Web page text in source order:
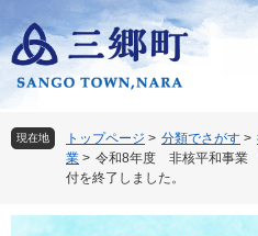
ー
ジ
頭
で
ニ
ュ
飛
ば
本
現在地 トップページ > 分類でさがす >
業 > 令和8年度 非核平和事業
付を終了しました。